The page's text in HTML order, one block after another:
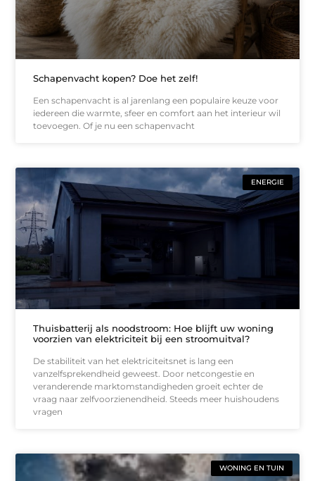
Schapenvacht kopen? Doe het zelf!
Een schapenvacht is al jarenlang een populaire keuze voor
iedereen die warmte, sfeer en comfort aan het interieur wil
toevoegen. Of je nu een schapenvacht
ENERGIE
Thuisbatterij als noodstroom: Hoe blijft uw woning
voorzien van elektriciteit bij een stroomuitval?
De stabiliteit van het elektriciteitsnet is lang een
vanzelfsprekendheid geweest. Door netcongestie en
veranderende marktomstandigheden groeit echter de
vraag naar zelfvoorzienendheid. Steeds meer huishoudens
vragen
WONING EN TUIN